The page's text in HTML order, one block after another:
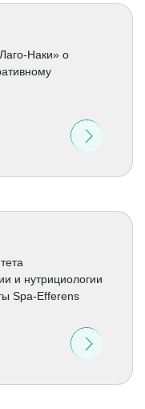
Наки» о
и нутрициологии
Spa-Efferens